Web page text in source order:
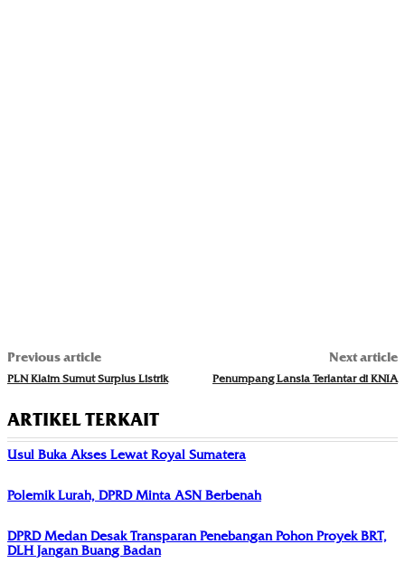
Previous article
PLN Klaim Sumut Surplus Listrik
Next article
Penumpang Lansia Terlantar di KNIA
ARTIKEL TERKAIT
Usul Buka Akses Lewat Royal Sumatera
Polemik Lurah, DPRD Minta ASN Berbenah
DPRD Medan Desak Transparan Penebangan Pohon Proyek BRT,
DLH Jangan Buang Badan